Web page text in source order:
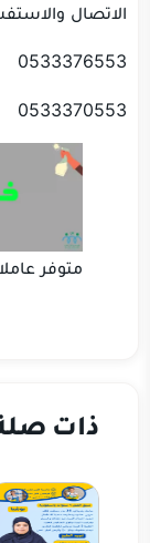
الاتصال
0533376553
0533370553
متوفر
ذات